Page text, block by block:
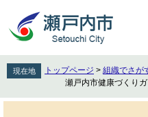
先
頭
を
飛
現在地 トップページ > 組織でさが
瀬戸内市健康づくり